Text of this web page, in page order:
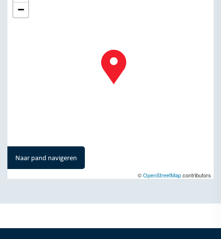
Naar pand navigeren
−
©OpenStreetMapcontributors